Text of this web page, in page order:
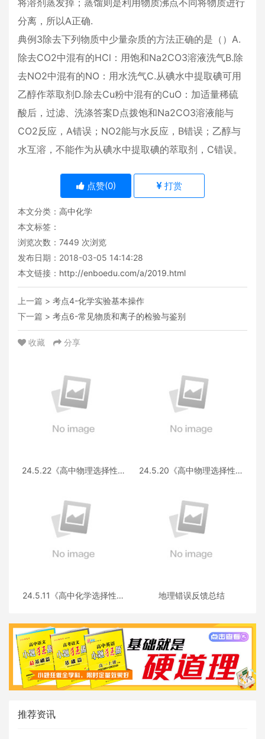
将溶剂蒸发掉；蒸馏则是利用物质沸点不同将物质进行
分离，所以A正确.
典例3除去下列物质中少量杂质的方法正确的是（）A.
除去CO2中混有的HCl：用饱和Na2CO3溶液洗气B.除
去NO2中混有的NO：用水洗气C.从碘水中提取碘可用
乙醇作萃取剂D.除去Cu粉中混有的CuO：加适量稀硫
酸后，过滤、洗涤答案D点拨饱和Na2CO3溶液能与
CO2反应，A错误；NO2能与水反应，B错误；乙醇与
水互溶，不能作为从碘水中提取碘的萃取剂，C错误。
点赞(0) 打赏
本文分类： 高中化学
本文标签：
浏览次数： 7449 次浏览
发布日期：2018-03-05 14:14:28
本文链接： http://enboedu.com/a/2019.html
上一篇 > 考点4-化学实验基本操作
下一篇 > 考点6-常见物质和离子的检验与鉴别
收藏 分享
24.5.22《高中物理选择性必
24.5.20《高中物理选择性必
24.5.11《高中化学选择性必
地理错误反馈总结
推荐资讯